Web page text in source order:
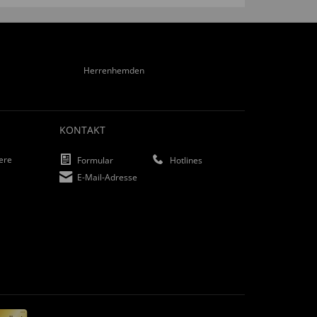
Herrenhemden
KONTAKT
Formular
Hotlines
E-Mail-Adresse